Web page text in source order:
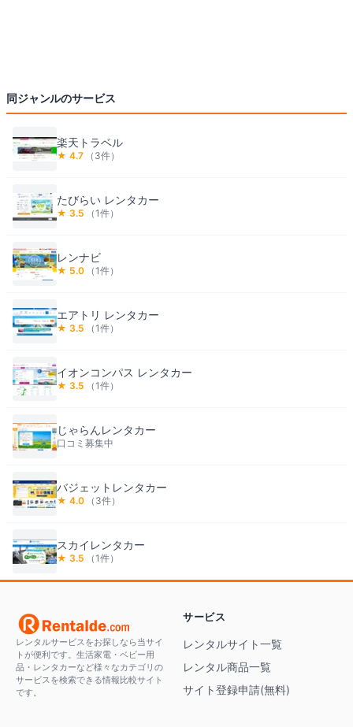
同ジャンルのサービス
楽天トラベル
★ 4.7 （ 3件）
たびらい レンタカー
★ 3.5 （1件）
レンナビ
★ 5.0 （1件）
エアトリ レンタカー
★ 3.5 （1件）
イオンコンパス レンタカー
★ 3.5 （1件）
じゃらんレンタカー
口コミ募集中
バジェットレンタカー
★ 4.0 （ 3件）
スカイレンタカー
★ 3.5 （1件）
レンタルサービスをお探しなら当サイ
トが便利です。生活家電・ベビー用
品・レンタカーなど様々なカテゴリの
サービスを検索できる情報比較サイト
です。
サービス
レンタルサイト一覧
レンタル商品一覧
サイト登録申請(無料)